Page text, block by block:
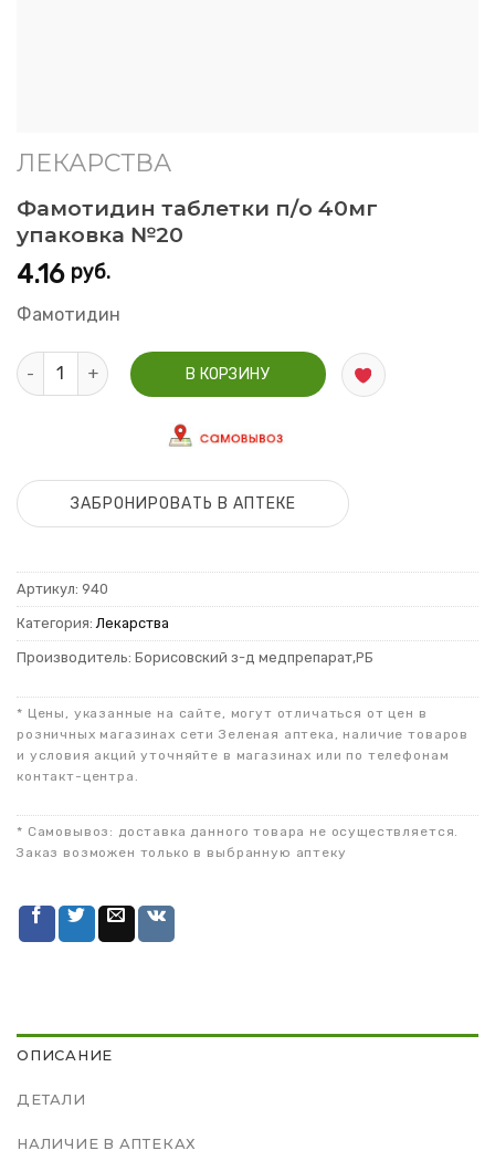
ЛЕКАРСТВА
Фамотидин таблетки п/о 40мг
упаковка №20
4.16 руб.
Фамотидин
Количество Фамотидин таблетки п/о 40мг упаковка №20
В КОРЗИНУ
ЗАБРОНИРОВАТЬ В АПТЕКЕ
Артикул: 940
Категория:Лекарства
Производитель: Борисовский з-д медпрепарат,РБ
* Цены, указанные на сайте, могут отличаться от цен в
розничных магазинах сети Зеленая аптека, наличие товаров
и условия акций уточняйте в магазинах или по телефонам
контакт-центра.
* Самовывоз: доставка данного товара не осуществляется.
Заказ возможен только в выбранную аптеку
ОПИСАНИЕ
ДЕТАЛИ
НАЛИЧИЕ В АПТЕКАХ